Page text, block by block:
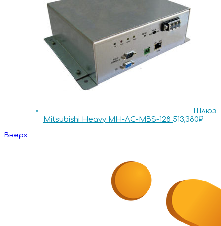
Шлюз
Mitsubishi Heavy MH-AC-MBS-128 513,380₽
Вверх